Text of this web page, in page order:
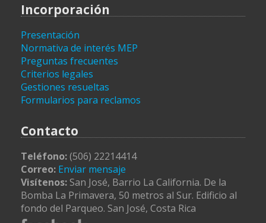
Incorporación
Presentación
Normativa de interés MEP
Preguntas frecuentes
Criterios legales
Gestiones resueltas
Formularios para reclamos
Contacto
Teléfono:(506) 22214414
Correo: Enviar mensaje
Visítenos: San José, Barrio La California. De la
Bomba La Primavera, 50 metros al Sur. Edificio al
fondo del Parqueo. San José, Costa Rica